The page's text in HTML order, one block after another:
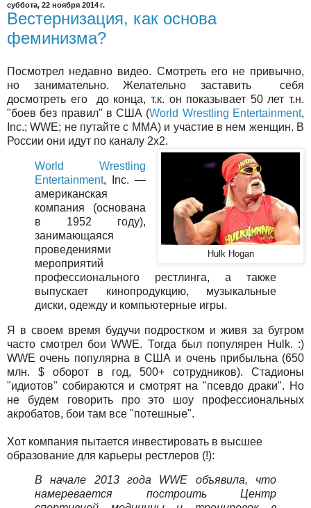
суббота, 22 ноября 2014 г.
Вестернизация, как основа
феминизма?
Посмотрел недавно видео. Смотреть его не привычно,
но занимательно. Желательно заставить себя
досмотреть его до конца, т.к. он показывает 50 лет т.н.
"боев без правил" в США (World Wrestling Entertainment,
Inc.; WWE; не путайте с MMA) и участие в нем женщин. В
России они идут по каналу 2х2.
Hulk Hogan
World Wrestling
Entertainment, Inc. —
американская
компания (основана
в 1952 году),
занимающаяся
проведениями
мероприятий
профессионального рестлинга, а также
выпускает кинопродукцию, музыкальные
диски, одежду и компьютерные игры.
Я в своем время будучи подростком и живя за бугром
часто смотрел бои WWE. Тогда был популярен Hulk. :)
WWE очень популярна в США и очень прибыльна (650
млн. $ оборот в год, 500+ сотрудников). Стадионы
"идиотов" собираются и смотрят на "псевдо драки". Но
не будем говорить про это шоу профессиональных
акробатов, бои там все "потешные".
Хот компания пытается инвестировать в высшее
образование для карьеры рестлеров (!):
В начале 2013 года WWE объявила, что
намеревается построить Центр